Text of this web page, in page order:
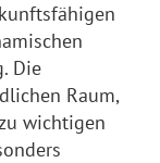
Die
Raum,
wichtigen